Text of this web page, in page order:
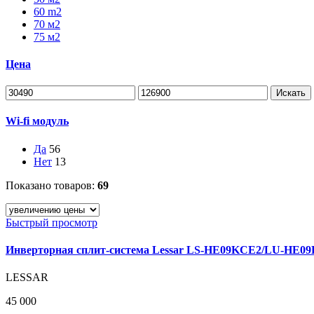
60 m2
70 м2
75 м2
Цена
Искать
Wi-fi модуль
Да 56
Нет 13
Показано товаров: 69
Быстрый просмотр
Инверторная сплит-система Lessar LS-HE09KCE2/LU-
LESSAR
45 000